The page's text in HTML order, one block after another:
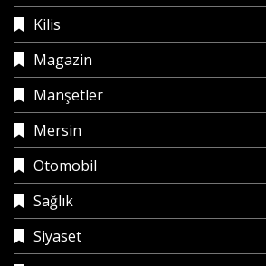
Kilis
Magazin
Manşetler
Mersin
Otomobil
Sağlık
Siyaset